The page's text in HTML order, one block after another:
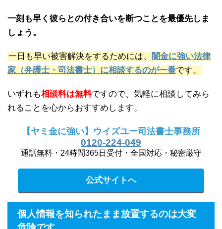
一刻も早く彼らとの付き合いを断つことを最優先しま
しょう。
一日も早い被害解決をするためには、
闇金に強い法律
家（弁護士・司法書士）に相談するのが一番です。
いずれも相談料は無料ですので、気軽に相談してみら
れることを心からおすすめします。
【ヤミ金に強い】ウイズユー司法書士事務所
0120-224-049
通話無料・24時間365日受付・全国対応・秘密厳守
公式サイトへ
個人情報を知られたまま放置するのは大変